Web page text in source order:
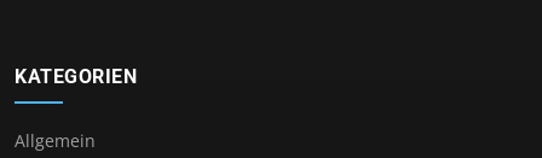
KATEGORIEN
Allgemein